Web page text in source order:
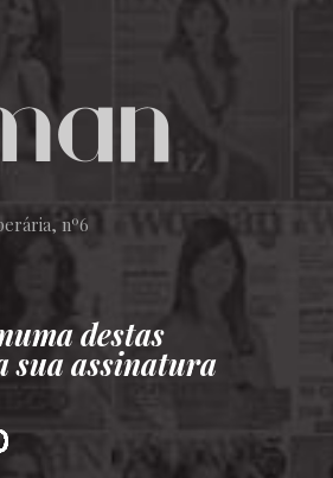
nº6
destas
sua assinatura